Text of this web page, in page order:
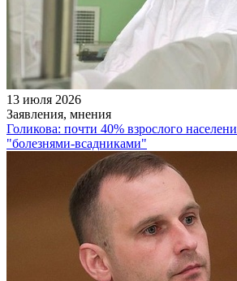
13 июля 2026
Заявления, мнения
Голикова: почти 40% взрослого
"болезнями-всадниками"